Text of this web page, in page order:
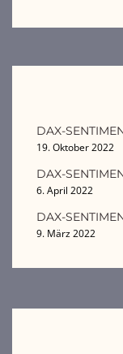
DAX-
19. Oktober 2022
DAX-
6. April 2022
DAX-
9. März 2022